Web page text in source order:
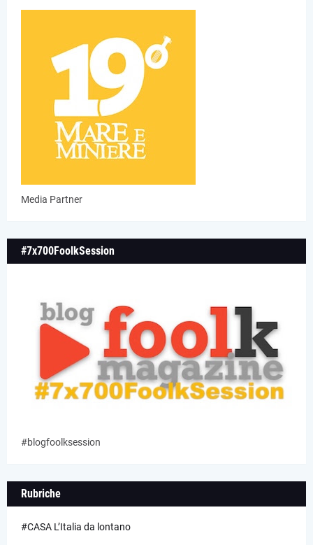
Media Partner
#7x700FoolkSession
#blogfoolksession
Rubriche
#CASA L’Italia da lontano